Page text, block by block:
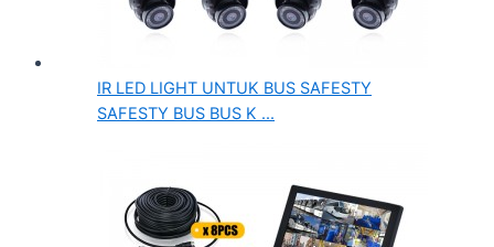
IR LED LIGHT UNTUK BUS SAFESTY
SAFESTY BUS BUS K ...